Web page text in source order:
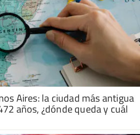
Aires: la ciudad más antigua
años, ¿dónde queda y cuál